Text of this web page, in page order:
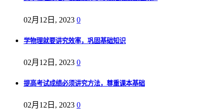
02月12日, 2023 0
学物理就要讲究效率，巩固基础知识
02月12日, 2023 0
提高考试成绩必须讲究方法，尊重课本基础
02月12日, 2023 0